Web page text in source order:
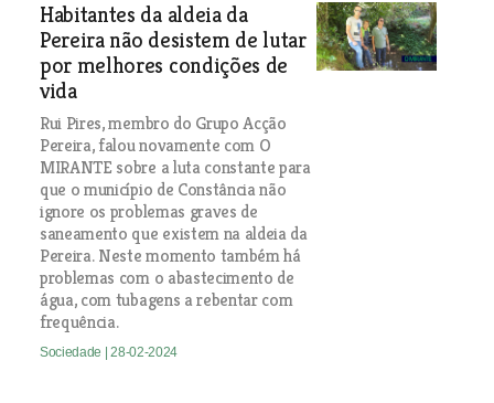
Habitantes da aldeia da
Pereira não desistem de lutar
por melhores condições de
vida
Rui Pires, membro do Grupo Acção
Pereira, falou novamente com O
MIRANTE sobre a luta constante para
que o município de Constância não
ignore os problemas graves de
saneamento que existem na aldeia da
Pereira. Neste momento também há
problemas com o abastecimento de
água, com tubagens a rebentar com
frequência.
Sociedade | 28-02-2024